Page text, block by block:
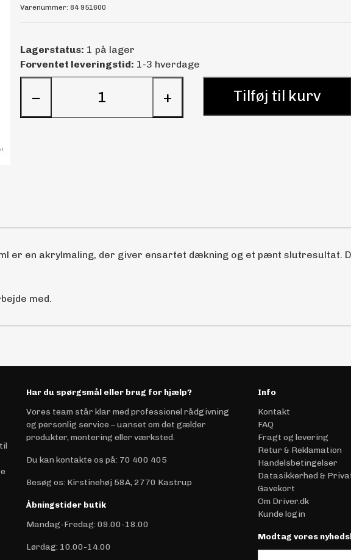
Varenummer: 84 951600
Lagerstatus: 1 på lager
Forventet leveringstid: 1-3 hverdage
− + Tilføj til kurv
er en akrylmaling, der giver ensartet dækning og et pænt slutresultat.
med.
Har du spørgsmål eller brug for hjælp?
Vores team står klar med professionel rådgivning
og personlig service – uanset om det gælder
produkter, montering eller værksted.
Du kan kontakte os på: 70 400 405
Besøg os: Kirstinehøj 58A, 2770 Kastrup
Åbningstider butik
Mandag-Fredag: 09.00-18.00
Lørdag: 10.00-14.00
Info
Kontakt
FAQ
Fragt og levering
Retur & Reklamation
Handelsbetingelser
Datasikkerhed &
Gavekort
Om Driver.dk
Kunde login
Modtag vores